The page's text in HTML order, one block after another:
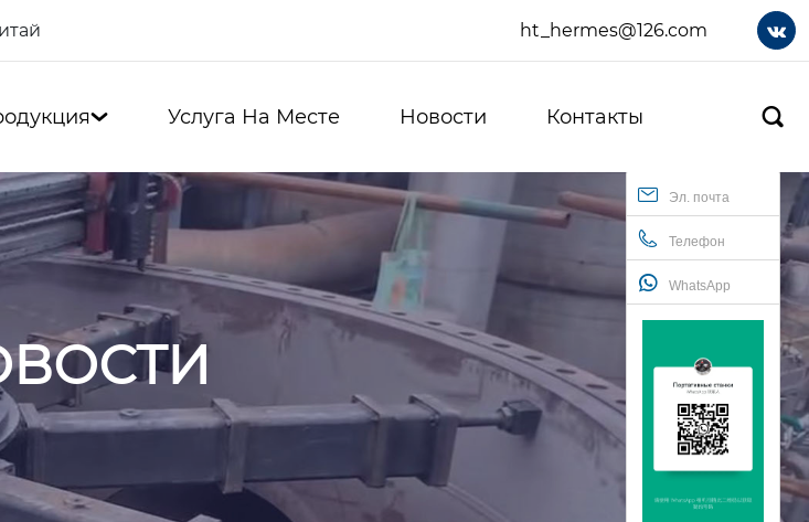
ht_hermes@126.com 
 Услуга На Месте Новости Контакты 
Эл. почта
Телефон
WhatsApp